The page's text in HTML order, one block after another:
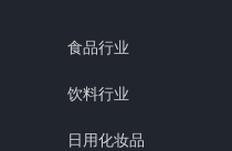
食品行业
饮料行业
日用化妆品